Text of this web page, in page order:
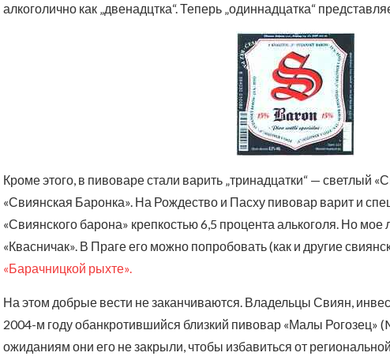
алкоголично как „двенадцтка“. Теперь „одиннадцатка“
Кроме этого, в пивоваре стали варить „тринадцатки“ — светлый
«Свиянская Баронка». На Рождество и Пасху пивовар варит и
«Свиянского барона» крепкостью 6,5 процента алькоголя. Но мое
«Квасничак». В Праге его можно попробовать (как и другие
«Барачницкой рыхте».
На этом добрые вести не заканчиваются. Владельцы Свиян,
2004-м году обанкротившийся близкий пивовар «Малы Рогозец»
ожиданиям они его не закрыли, чтобы избавиться от